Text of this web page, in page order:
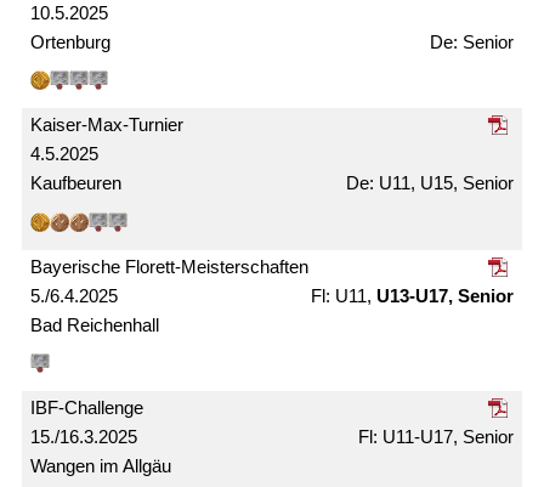
10.5.2025
Ortenburg Senior
4.5.2025
Kaiser-Max-Turnier
Kaufbeuren U11, U15, Senior
5./6.4.2025
Bayerische Florett-Meister­schaften
Bad Reichenhall
U11, U13-U17, Senior
15./16.3.2025
IBF-Challenge
Wangen im Allgäu
U11-U17, Senior